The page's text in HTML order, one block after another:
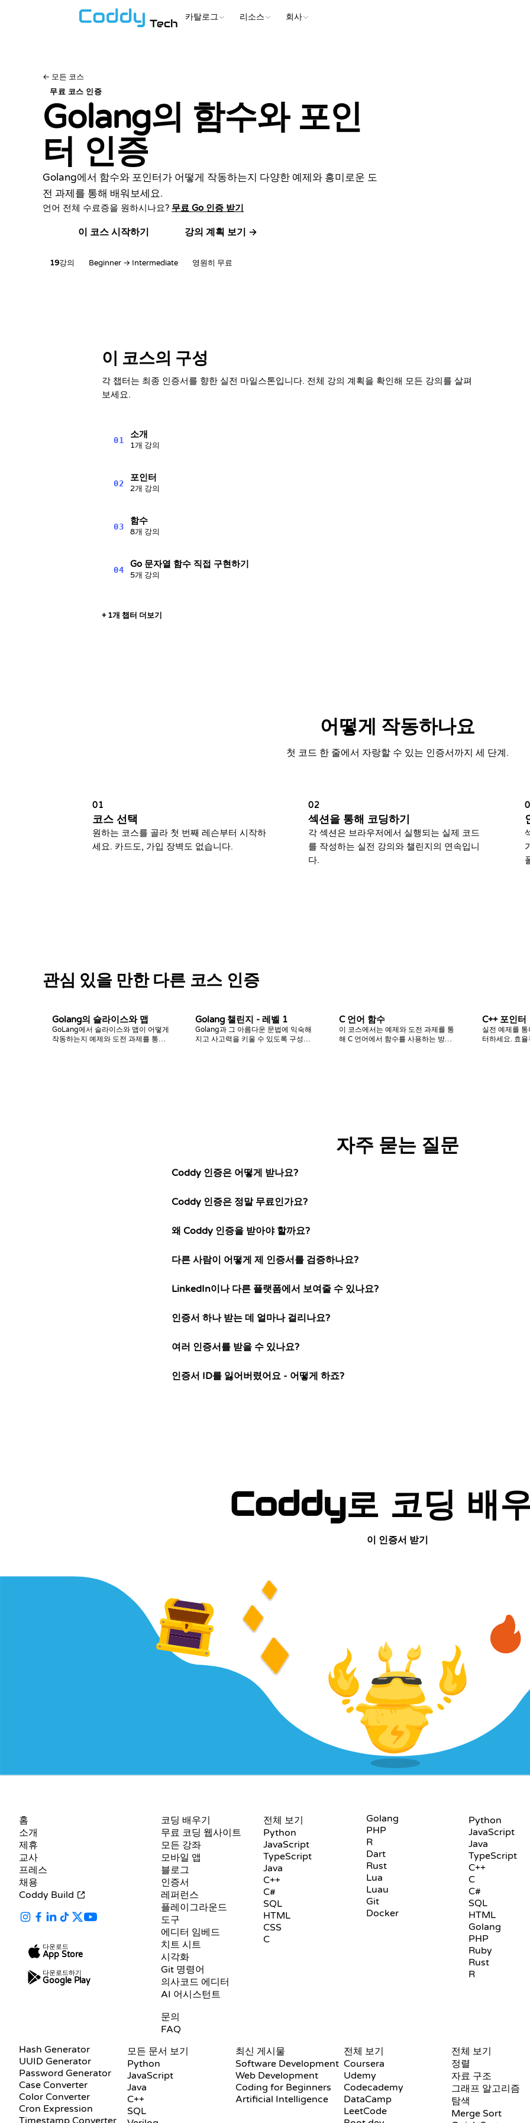
Tech 카탈로그 리소스 회사
← 모든 코스
무료 코스 인증
Golang의 함수와 포인
터 인증
Golang에서 함수와 포인터가 어떻게 작동하는지 다양한 예제와 흥미로운 도
전 과제를 통해 배워보세요.
언어 전체 수료증을 원하시나요? 무료 Go 인증 받기
이 코스 시작하기 강의 계획 보기 →
19강의 Beginner → Intermediate 영원히 무료
이 코스의 구성
각 챕터는 최종 인증서를 향한 실전 마일스톤입니다. 전체 강의 계획을 확인해 모든 강의를 살펴
보세요.
01
소개
1개 강의
02
포인터
2개 강의
03
함수
8개 강의
04
Go 문자열 함수 직접 구현하기
5개 강의
+ 1개 챕터 더보기
어떻게 작동하나요
첫 코드 한 줄에서 자랑할 수 있는 인증서까지 세 단계.
01
코스 선택
원하는 코스를 골라 첫 번째 레슨부터 시작하
세요. 카드도, 가입 장벽도 없습니다.
02
섹션을 통해 코딩하기
각 섹션은 브라우저에서 실행되는 실제 코드
를 작성하는 실전 강의와 챌린지의 연속입니
다.
관심 있을 만한 다른 코스 인증
Golang의 슬라이스와 맵
GoLang에서 슬라이스와 맵이 어떻게
작동하는지 예제와 도전 과제를 통해
Golang 챌린지 - 레벨 1
Golang과 그 아름다운 문법에 익숙해
지고 사고력을 키울 수 있도록 구성된
C 언어 함수
이 코스에서는 예제와 도전 과제를 통
해 C 언어에서 함수를 사용하는 방법
C++ 포인터
실전 예제를
터하세요. 효
자주 묻는 질문
Coddy 인증은 어떻게 받나요?
Coddy 인증은 정말 무료인가요?
왜 Coddy 인증을 받아야 할까요?
다른 사람이 어떻게 제 인증서를 검증하나요?
LinkedIn이나 다른 플랫폼에서 보여줄 수 있나요?
인증서 하나 받는 데 얼마나 걸리나요?
여러 인증서를 받을 수 있나요?
인증서 ID를 잃어버렸어요 - 어떻게 하죠?
Coddy로 코딩 배
이 인증서 받기
홈
소개
제휴
교사
프레스
채용
Coddy Build
다운로드
App Store
다운로드하기
Google Play
코딩 배우기
무료 코딩 웹사이트
모든 강좌
모바일 앱
블로그
인증서
레퍼런스
플레이그라운드
도구
에디터 임베드
치트 시트
시각화
Git 명령어
의사코드 에디터
AI 어시스턴트
문의
FAQ
전체 보기
Python
JavaScript
TypeScript
Java
C++
C#
SQL
HTML
CSS
C
Golang
PHP
R
Dart
Rust
Lua
Luau
Git
Docker
Python
JavaScript
Java
TypeScript
C++
C
C#
SQL
HTML
Golang
PHP
Ruby
Rust
R
Hash Generator
UUID Generator
Password Generator
Case Converter
Color Converter
Cron Expression
모든 문서 보기
Python
JavaScript
Java
C++
SQL
최신 게시물
Software Development
Web Development
Coding for Beginners
Artificial Intelligence
전체 보기
Coursera
Udemy
Codecademy
DataCamp
LeetCode
전체 보기
정렬
자료 구조
그래프 알고리즘
탐색
Merge Sort